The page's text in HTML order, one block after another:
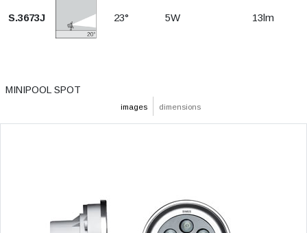
S.3673J 23° 5W 13lm
images dimensions
MINIPOOL SPOT